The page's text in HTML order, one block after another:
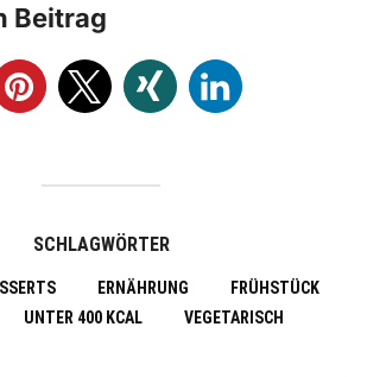
Beitrag
SCHLAGWÖRTER
ERNÄHRUNG
FRÜHSTÜCK
UNTER 400 KCAL VEGETARISCH